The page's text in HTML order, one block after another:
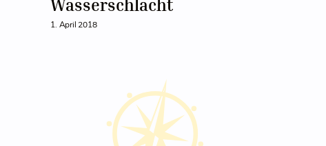
Wasserschlacht
1. April 2018